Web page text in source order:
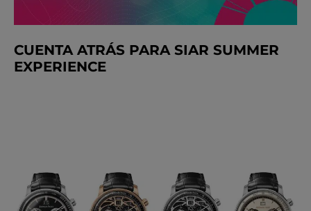
CUENTA ATRÁS PARA SIAR SUMMER
EXPERIENCE